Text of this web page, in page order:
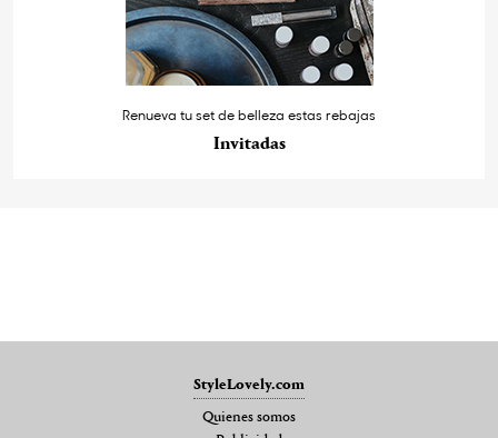
Renueva tu set de belleza estas rebajas
Invitadas
StyleLovely.com
Quienes somos